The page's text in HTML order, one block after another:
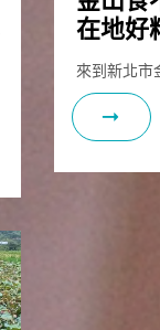
在地好
來到新北市